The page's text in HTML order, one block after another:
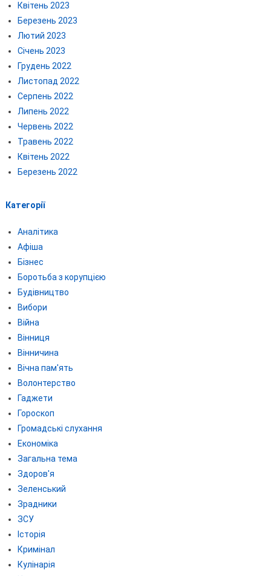
Квітень 2023
Березень 2023
Лютий 2023
Січень 2023
Грудень 2022
Листопад 2022
Серпень 2022
Липень 2022
Червень 2022
Травень 2022
Квітень 2022
Березень 2022
Категорії
Аналітика
Афіша
Бізнес
Боротьба з корупцією
Будівництво
Вибори
Війна
Вінниця
Вінничина
Вічна пам'ять
Волонтерство
Гаджети
Гороскоп
Громадські слухання
Економіка
Загальна тема
Здоров'я
Зеленський
Зрадники
ЗСУ
Історія
Кримінал
Кулінарія